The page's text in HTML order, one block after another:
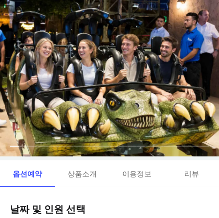
옵션예약 상품소개 이용정보 리뷰
날짜 및 인원 선택